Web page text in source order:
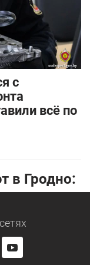
с
всё по
в Гродно: